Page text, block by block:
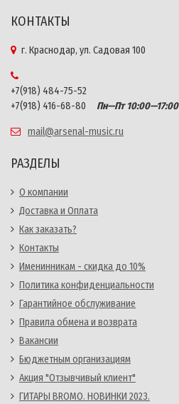
КОНТАКТЫ
г. Краснодар, ул. Садовая 100
+7(918) 484-75-52
+7(918) 416-68-80
Пн—Пт 10:00—17:00
mail@arsenal-music.ru
РАЗДЕЛЫ
О компании
Доставка и Оплата
Как заказать?
Контакты
Именинникам - скидка до 10%
Политика конфиденциальности
Гарантийное обслуживание
Правила обмена и возврата
Вакансии
Бюджетным организациям
Акция "Отзывчивый клиент"
ГИТАРЫ BROMO. НОВИНКИ 2023.